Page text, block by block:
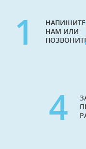
1
НАПИШИТЕ
НАМ ИЛИ
4